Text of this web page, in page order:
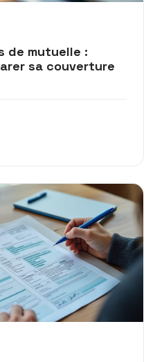
de mutuelle :
sa couverture